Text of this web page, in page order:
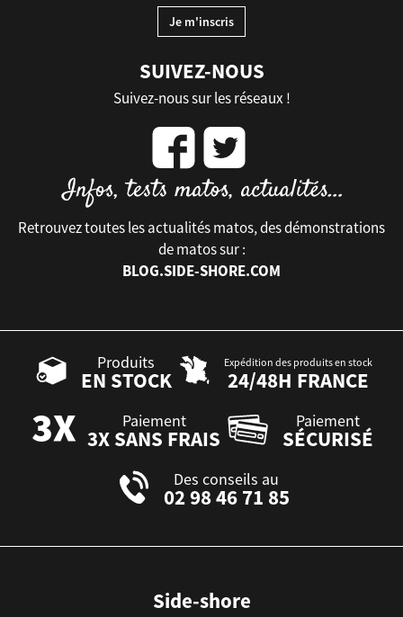
SUIVEZ-NOUS
Suivez-nous sur les réseaux !
Retrouvez toutes les actualités matos, des démonstrations
de matos sur :
BLOG.SIDE-SHORE.COM
Produits
EN STOCK
Expédition des produits en stock
24/48H FRANCE
Paiement
3X SANS FRAIS
Paiement
SÉCURISÉ
Des conseils au
02 98 46 71 85
Side-shore